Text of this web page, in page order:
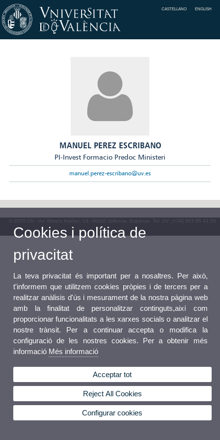
CASTELLANO ENGLISH
MANUEL PEREZ ESCRIBANO
PI-Invest Formacio Predoc Ministeri
manuel.perez-escribano@uv.es
© 2026 UV. - Av. Blasco Ibáñez, 13. 46010 València. Espanya. Tel. UV: (+34) 963 86 41 00
Bústia UV
Cookies i política de
privacitat
La teva privacitat és important per a nosaltres. Per això,
t'informem que utilitzem cookies pròpies i de tercers per a
realitzar anàlisis d'ús i mesurament de la nostra pàgina web
amb la finalitat de personalitzar continguts,així com
proporcionar funcionalitats a les xarxes socials o analitzar el
nostre trànsit. Per a continuar accepta o modifica la
configuració de les nostres cookies. Per a obtenir més
informació Més informació
Acceptar tot
Reject All Cookies
Configurar cookies